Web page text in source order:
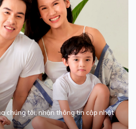
chúng tôi, nhận thông tin cập nhật